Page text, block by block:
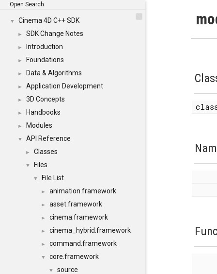
Open Search
▼ Cinema 4D C++ SDK
► SDK Change Notes
► Introduction
► Foundations
► Data & Algorithms
► Application Development
► 3D Concepts
► Handbooks
► Modules
▼ API Reference
► Classes
▼ Files
▼ File List
► animation.framework
► asset.framework
► cinema.framework
► cinema_hybrid.framework
► command.framework
▼ core.framework
▼ source